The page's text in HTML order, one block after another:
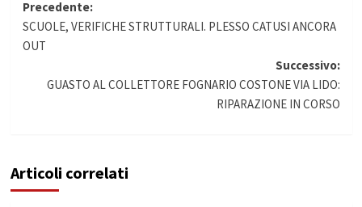
Navigazione
articolo
Precedente:
SCUOLE, VERIFICHE STRUTTURALI. PLESSO CATUSI ANCORA
OUT
Successivo:
GUASTO AL COLLETTORE FOGNARIO COSTONE VIA LIDO:
RIPARAZIONE IN CORSO
Articoli correlati